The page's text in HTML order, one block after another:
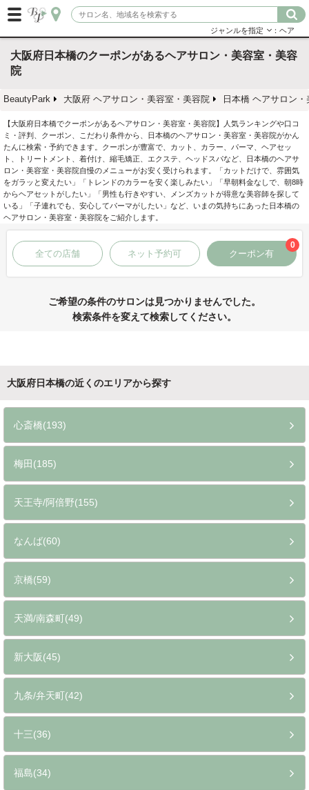
ジャンルを指定 ：ヘア
大阪府日本橋のクーポンがあるヘアサロン・美容室・美容
院
BeautyPark 大阪府 ヘアサロン・美容室・美容院 日本橋 ヘアサロン
【大阪府日本橋でクーポンがあるヘアサロン・美容室・美容院】人気ランキングや口コ
ミ・評判、クーポン、こだわり条件から、日本橋のヘアサロン・美容室・美容院がかん
たんに検索・予約できます。クーポンが豊富で、カット、カラー、パーマ、ヘアセッ
ト、トリートメント、着付け、縮毛矯正、エクステ、ヘッドスパなど、日本橋のヘアサ
ロン・美容室・美容院自慢のメニューがお安く受けられます。「カットだけで、雰囲気
をガラッと変えたい」「トレンドのカラーを安く楽しみたい」「早朝料金なしで、朝8時
からヘアセットがしたい」「男性も行きやすい、メンズカットが得意な美容師を探して
いる」「子連れでも、安心してパーマがしたい」など、いまの気持ちにあった日本橋の
ヘアサロン・美容室・美容院をご紹介します。
全ての店舗 ネット予約可 クーポン有
0
ご希望の条件のサロンは見つかりませんでした。
検索条件を変えて検索してください。
大阪府日本橋の近くのエリアから探す
心斎橋(193)
梅田(185)
天王寺/阿倍野(155)
なんば(60)
京橋(59)
天満/南森町(49)
新大阪(45)
九条/弁天町(42)
十三(36)
福島(34)